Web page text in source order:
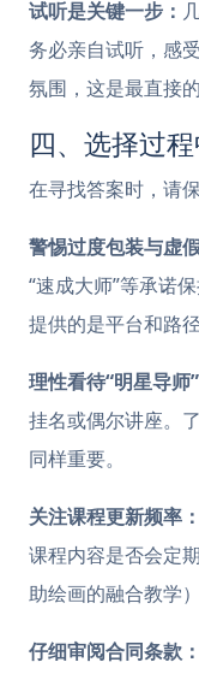
试听是关键一步：
务必亲自试听，感
氛围，这是最直接
四、选择过
在寻找答案时，请
警惕过度包装与虚
“速成大师”等承诺
提供的是平台和路径
理性看待“明星导师”
挂名或偶尔讲座。
同样重要。
关注课程更新频率：
课程内容是否会定
助绘画的融合教学）
仔细审阅合同条款：